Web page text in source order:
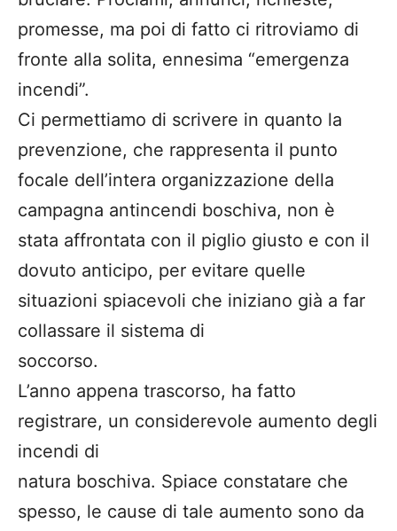
promesse, ma poi di fatto ci ritroviamo di
fronte alla solita, ennesima “emergenza
incendi”.
Ci permettiamo di scrivere in quanto la
prevenzione, che rappresenta il punto
focale dell’intera organizzazione della
campagna antincendi boschiva, non è
stata affrontata con il piglio giusto e con il
dovuto anticipo, per evitare quelle
situazioni spiacevoli che iniziano già a far
collassare il sistema di
soccorso.
L’anno appena trascorso, ha fatto
registrare, un considerevole aumento degli
incendi di
natura boschiva. Spiace constatare che
spesso, le cause di tale aumento sono da